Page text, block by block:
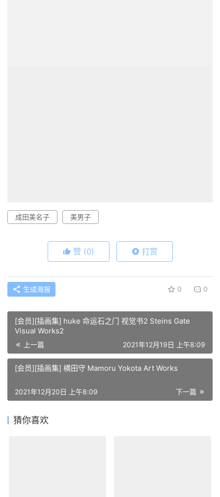
成田美名子 美男子
赞 (0) 打赏
生成海报 0 0
[会员][插画集] huke 命运石之门 视觉书2 Steins Gate
Visual Works2
上一篇 2021年12月19日 上午8:09
[会员][插画集] 横田守 Mamoru Yokota Art Works
下一篇
2021年12月20日 上午8:09
猜你喜欢